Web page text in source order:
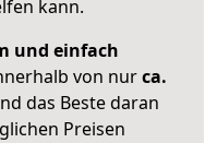
kann.
und einfach
von nurca.
das Beste daran
Preisen